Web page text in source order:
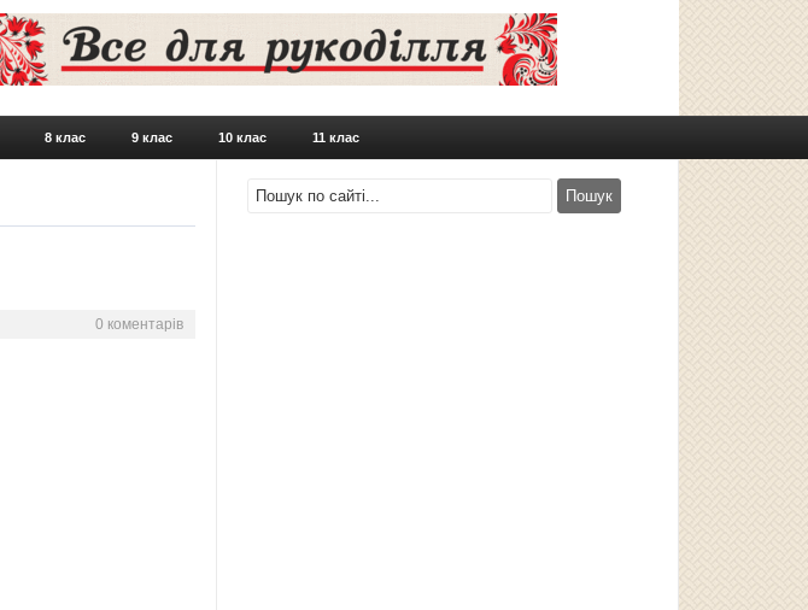
Skip to content
8 клас 9 клас 10 клас 11 клас
0 коментарів